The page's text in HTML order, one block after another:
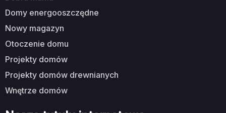
domy energooszczędne
nowy magazyn
otoczenie domu
projekty domów
projekty domów drewnianych
wnętrze domów